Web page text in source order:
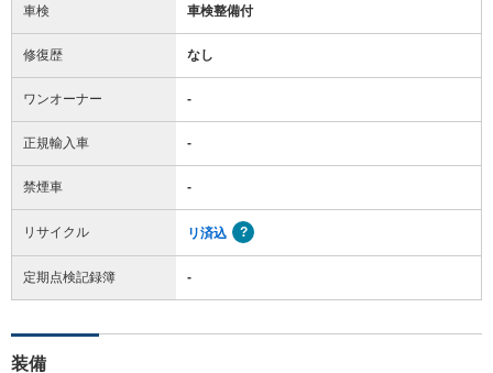
車検 車検整備付
修復歴 なし
ワンオーナー -
正規輸入車 -
禁煙車 -
リサイクル リ済込
定期点検記録簿 -
装備